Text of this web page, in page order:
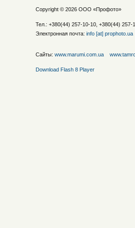
Copyright © 2026 ООО «Профото»
Тел.: +380(44) 257-10-10, +380(44) 257-
Электронная почта: info [at] prophoto.ua
Сайты: www.marumi.com.ua
Download Flash 8 Player